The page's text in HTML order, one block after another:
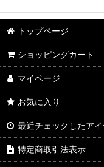
トップページ
ショッピングカート
マイページ
お気に入り
最近チェックしたア
特定商取引法表示